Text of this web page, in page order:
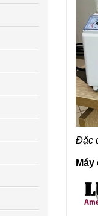
Đặc